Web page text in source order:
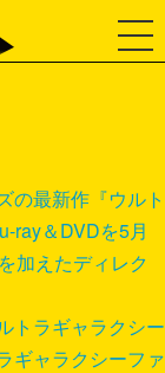
の最新作『ウルト
ray＆DVDを5月
加えたディレク
トラギャラクシー
ギャラクシーファ